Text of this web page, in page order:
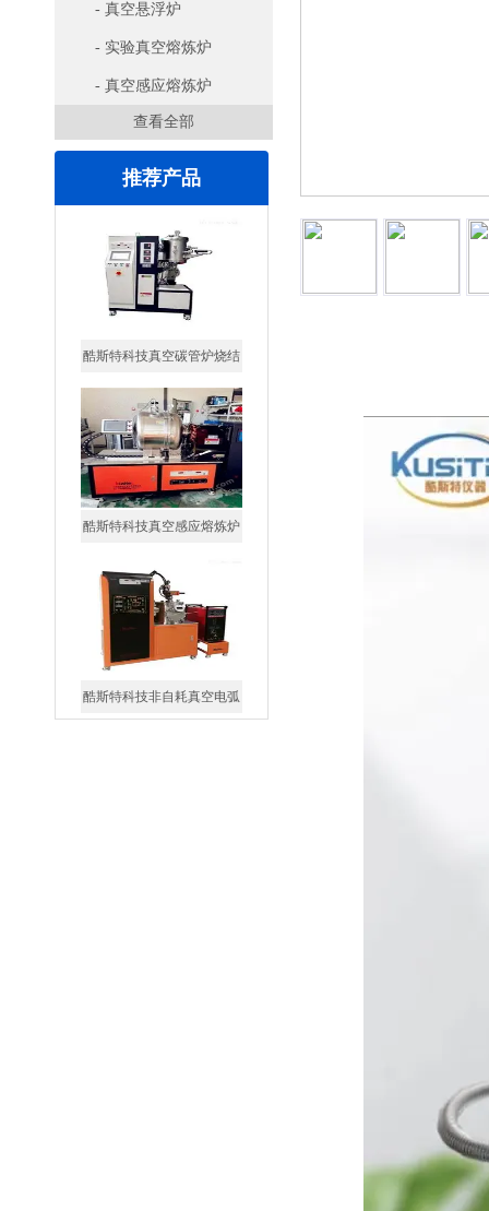
- 真空悬浮炉
- 实验真空熔炼炉
- 真空感应熔炼炉
查看全部
推荐产品
酷斯特科技真空碳管炉烧结
炉 高温烧结炉
酷斯特科技真空感应熔炼炉
酷斯特科技非自耗真空电弧